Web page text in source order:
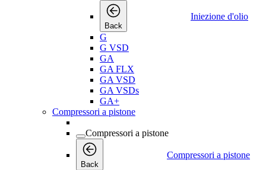
Back
Iniezione d'olio
G
G VSD
GA
GA FLX
GA VSD
GA VSDs
GA+
Compressori a pistone
Compressori a pistone
Back
Compressori a pistone